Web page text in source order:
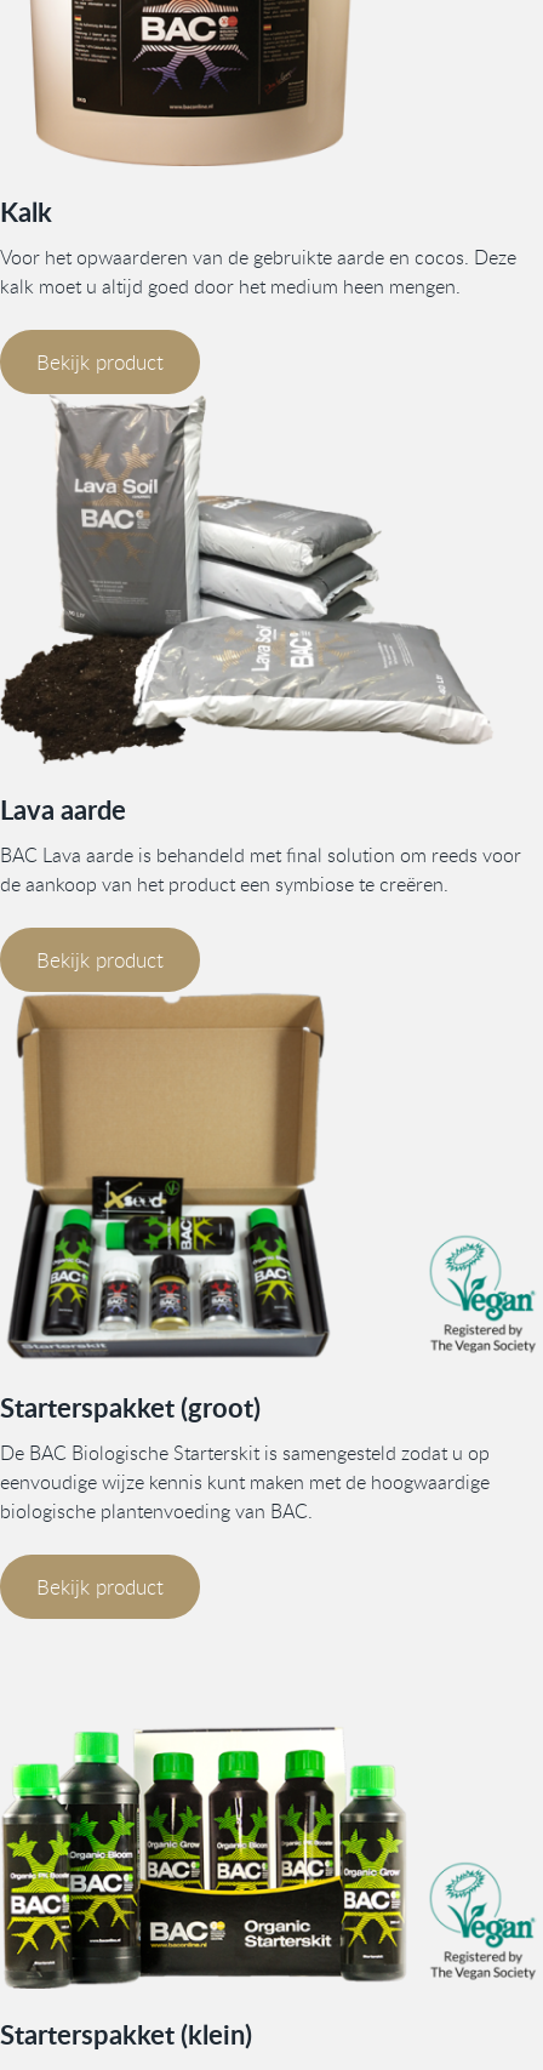
Kalk
Voor het opwaarderen van de gebruikte aarde en cocos. Deze
kalk moet u altijd goed door het medium heen mengen.
Bekijk product
Lava aarde
BAC Lava aarde is behandeld met final solution om reeds voor
de aankoop van het product een symbiose te creëren.
Bekijk product
Starterspakket (groot)
De BAC Biologische Starterskit is samengesteld zodat u op
eenvoudige wijze kennis kunt maken met de hoogwaardige
biologische plantenvoeding van BAC.
Bekijk product
Starterspakket (klein)